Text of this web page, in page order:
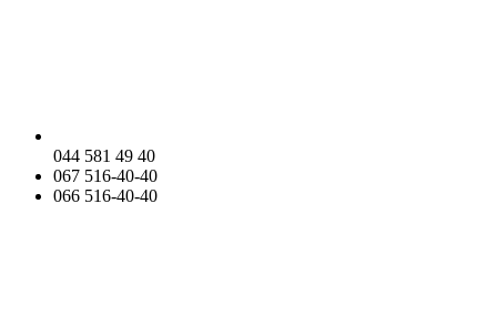
044 581 49 40
067 516-40-40
066 516-40-40